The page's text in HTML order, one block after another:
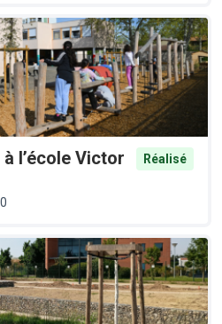
à l’école Victor
Réalisé
0